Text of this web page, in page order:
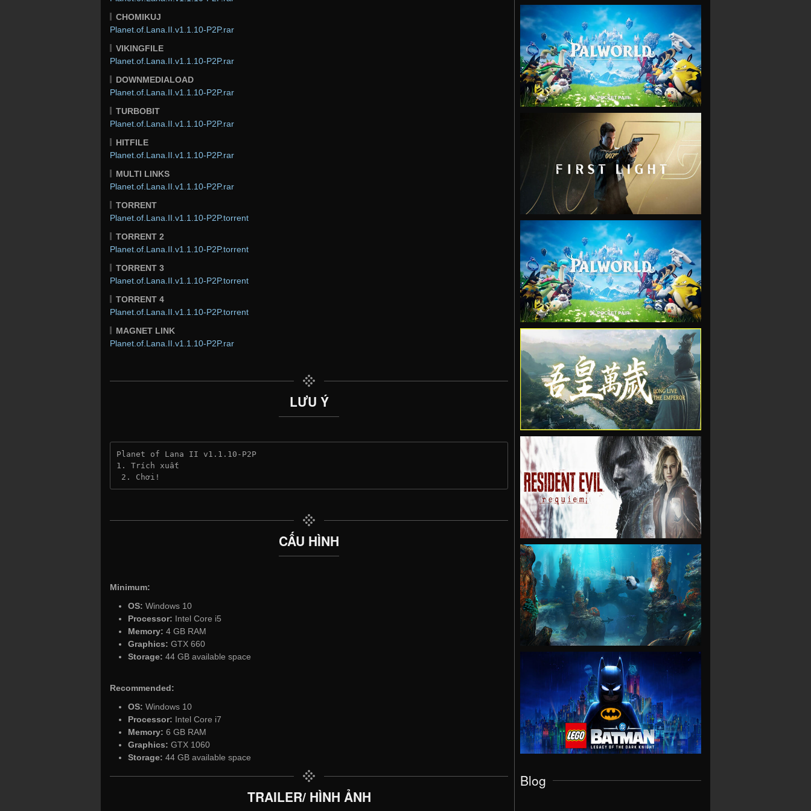
CHOMIKUJ
Planet.of.Lana.II.v1.1.10-P2P.rar
VIKINGFILE
Planet.of.Lana.II.v1.1.10-P2P.rar
DOWNMEDIALOAD
Planet.of.Lana.II.v1.1.10-P2P.rar
TURBOBIT
Planet.of.Lana.II.v1.1.10-P2P.rar
HITFILE
Planet.of.Lana.II.v1.1.10-P2P.rar
MULTI LINKS
Planet.of.Lana.II.v1.1.10-P2P.rar
TORRENT
Planet.of.Lana.II.v1.1.10-P2P.torrent
TORRENT 2
Planet.of.Lana.II.v1.1.10-P2P.torrent
TORRENT 3
Planet.of.Lana.II.v1.1.10-P2P.torrent
TORRENT 4
Planet.of.Lana.II.v1.1.10-P2P.torrent
MAGNET LINK
Planet.of.Lana.II.v1.1.10-P2P.rar
LƯU Ý
Planet of Lana II v1.1.10-P2P
1. Trích xuất
2. Chơi!
CẤU HÌNH
Minimum:
OS: Windows 10
Processor: Intel Core i5
Memory: 4 GB RAM
Graphics: GTX 660
Storage: 44 GB available space
Recommended:
OS: Windows 10
Processor: Intel Core i7
Memory: 6 GB RAM
Graphics: GTX 1060
Storage: 44 GB available space
TRAILER/ HÌNH ẢNH
VIEW
VIEW
VIEW
VIEW
VIEW
VIEW
VIEW
Blog